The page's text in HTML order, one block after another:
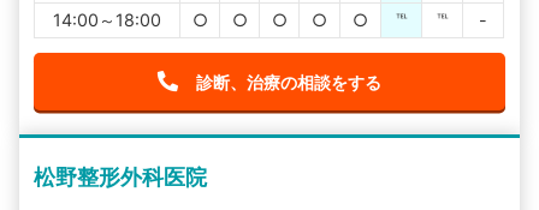
14:00～18:00
○ ○ ○ ○ ○ ℡ ℡ -
診断、治療の相談をする
松野整形外科医院